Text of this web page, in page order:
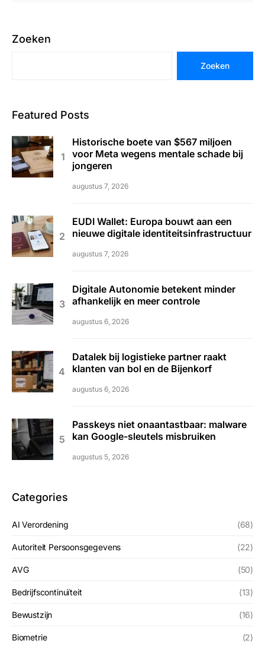
Zoeken
Zoeken
Featured Posts
Historische boete van $567 miljoen
voor Meta wegens mentale schade bij
jongeren
augustus 7, 2026
EUDI Wallet: Europa bouwt aan een
nieuwe digitale identiteitsinfrastructuur
augustus 7, 2026
Digitale Autonomie betekent minder
afhankelijk en meer controle
augustus 6, 2026
Datalek bij logistieke partner raakt
klanten van bol en de Bijenkorf
augustus 6, 2026
Passkeys niet onaantastbaar: malware
kan Google-sleutels misbruiken
augustus 5, 2026
Categories
AI Verordening (68)
Autoriteit Persoonsgegevens (22)
AVG (50)
Bedrijfscontinuïteit (13)
Bewustzijn (16)
Biometrie (2)